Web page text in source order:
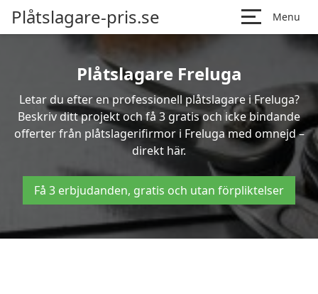
Plåtslagare-pris.se Menu
Plåtslagare Freluga
Letar du efter en professionell plåtslagare i Freluga?
Beskriv ditt projekt och få 3 gratis och icke bindande
offerter från plåtslagerifirmor i Freluga med omnejd –
direkt här.
Få 3 erbjudanden, gratis och utan förpliktelser